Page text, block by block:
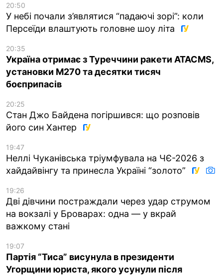
20:50
У небі почали з’являтися “падаючі зорі”: коли
Персеїди влаштують головне шоу літа
20:35
Україна отримає з Туреччини ракети ATACMS,
установки M270 та десятки тисяч
боєприпасів
20:25
Стан Джо Байдена погіршився: що розповів
його син Хантер
19:47
Неллі Чуканівська тріумфувала на ЧЄ-2026 з
хайдайвінгу та принесла Україні “золото”
19:26
Дві дівчини постраждали через удар струмом
на вокзалі у Броварах: одна — у вкрай
важкому стані
19:07
Партія “Тиса” висунула в президенти
Угорщини юриста, якого усунули після